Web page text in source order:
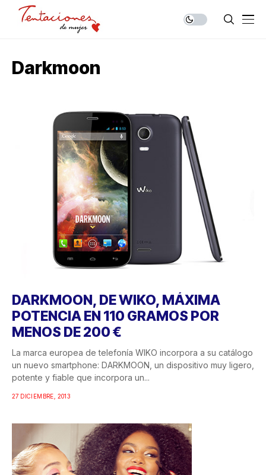
Darkmoon
DARKMOON, DE WIKO, MÁXIMA
POTENCIA EN 110 GRAMOS POR
MENOS DE 200 €
La marca europea de telefonía WIKO incorpora a su catálogo
un nuevo smartphone: DARKMOON, un dispositivo muy ligero,
potente y fiable que incorpora un...
27 DICIEMBRE, 2013